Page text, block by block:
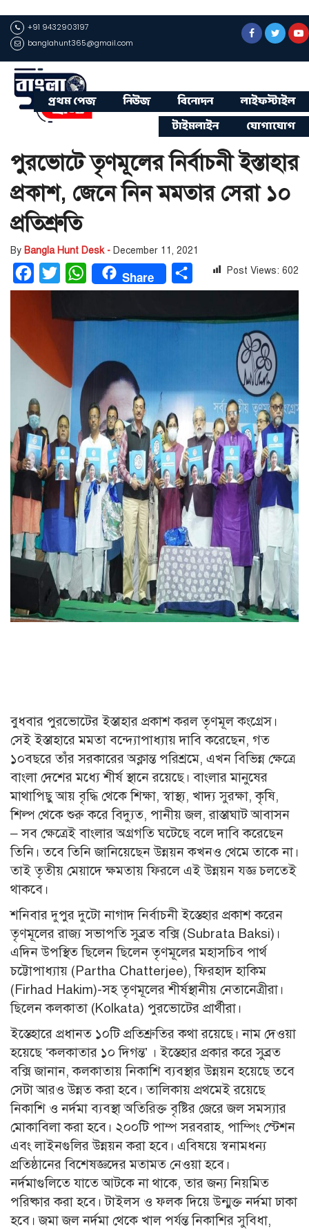
+91 9432903197
banglahunt365@gmail.com
প্রথম পেজ নিউজ বিনোদন
লাইফস্টাইল
টাইমলাইন
যোগাযোগ
পুরভোটে তৃণমূলের নির্বাচনী ইস্তাহার
প্রকাশ, জেনে নিন মমতার সেরা ১০
প্রতিশ্রুতি
By Bangla Hunt Desk - December 11, 2021
Facebook
Twitter WhatsAppShare Share Post Views: 602
বুধবার পুরভোটের ইস্তাহার প্রকাশ করল তৃণমূল কংগ্রেস।
সেই ইস্তাহারে মমতা বন্দ্যোপাধ্যায় দাবি করেছেন, গত
১০বছরে তাঁর সরকারের অক্লান্ত পরিশ্রমে, এখন বিভিন্ন ক্ষেত্রে
বাংলা দেশের মধ্যে শীর্ষ স্থানে রয়েছে। বাংলার মানুষের
মাথাপিছু আয় বৃদ্ধি থেকে শিক্ষা, স্বাস্থ্য, খাদ্য সুরক্ষা, কৃষি,
শিল্প থেকে শুরু করে বিদ্যুত, পানীয় জল, রাস্তাঘাট আবাসন
– সব ক্ষেত্রেই বাংলার অগ্রগতি ঘটেছে বলে দাবি করেছেন
তিনি। তবে তিনি জানিয়েছেন উন্নয়ন কখনও থেমে তাকে না।
তাই তৃতীয় মেয়াদে ক্ষমতায় ফিরলে এই উন্নয়ন যজ্ঞ চলতেই
থাকবে।
শনিবার দুপুর দুটো নাগাদ নির্বাচনী ইস্তেহার প্রকাশ করেন
তৃণমূলের রাজ্য সভাপতি সুব্রত বক্সি (Subrata Baksi)।
এদিন উপস্থিত ছিলেন ছিলেন তৃণমূলের মহাসচিব পার্থ
চট্টোপাধ্যায় (Partha Chatterjee), ফিরহাদ হাকিম
(Firhad Hakim)-সহ তৃণমূলের শীর্ষস্থানীয় নেতানেত্রীরা।
ছিলেন কলকাতা (Kolkata) পুরভোটের প্রার্থীরা।
ইস্তেহারে প্রধানত ১০টি প্রতিশ্রুতির কথা রয়েছে। নাম দেওয়া
হয়েছে ‘কলকাতার ১০ দিগন্ত’ । ইস্তেহার প্রকার করে সুব্রত
বক্সি জানান, কলকাতায় নিকাশি ব্যবস্থার উন্নয়ন হয়েছে তবে
সেটা আরও উন্নত করা হবে। তালিকায় প্রথমেই রয়েছে
নিকাশি ও নর্দমা ব্যবস্থা অতিরিক্ত বৃষ্টির জেরে জল সমস্যার
মোকাবিলা করা হবে। ২০০টি পাম্প সরবরাহ, পাম্পিং স্টেশন
এবং লাইনগুলির উন্নয়ন করা হবে। এবিষয়ে স্বনামধন্য
প্রতিষ্ঠানের বিশেষজ্ঞদের মতামত নেওয়া হবে।
নর্দমাগুলিতে যাতে আটকে না থাকে, তার জন্য নিয়মিত
পরিষ্কার করা হবে। টাইলস ও ফলক দিয়ে উন্মুক্ত নর্দমা ঢাকা
হবে। জমা জল নর্দমা থেকে খাল পর্যন্ত নিকাশির সুবিধা,